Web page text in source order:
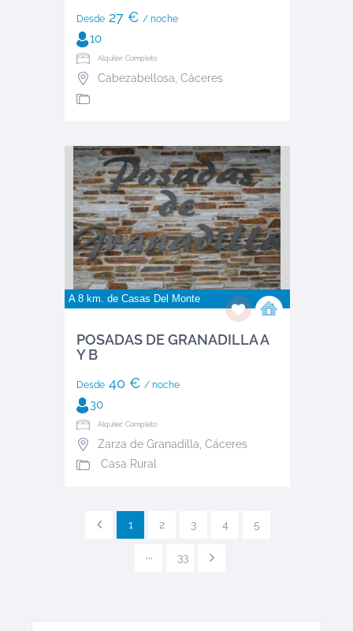
Desde27 € / noche
10
Alquiler: Completo
Cabezabellosa Cáceres
A 8 km. de Casas Del Monte
POSADAS DE GRANADILLA A
Y B
Desde40 € / noche
30
Alquiler: Completo
Zarza de Granadilla Cáceres
Casa Rural
1 2 3 4 5
··· 33